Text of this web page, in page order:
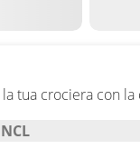
la tua crociera con